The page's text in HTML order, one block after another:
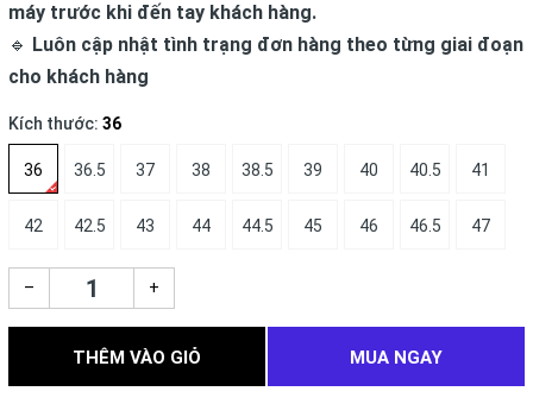
máy trước khi đến tay khách hàng.
🔹 Luôn cập nhật tình trạng đơn hàng theo từng giai đoạn
cho khách hàng
Kích thước: 36
36 36.5 37 38 38.5 39 40 40.5 41
42 42.5 43 44 44.5 45 46 46.5 47
– +
THÊM VÀO GIỎ MUA NGAY